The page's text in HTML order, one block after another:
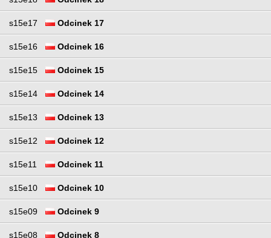
s15e17 Odcinek 17
s15e16 Odcinek 16
s15e15 Odcinek 15
s15e14 Odcinek 14
s15e13 Odcinek 13
s15e12 Odcinek 12
s15e11 Odcinek 11
s15e10 Odcinek 10
s15e09 Odcinek 9
s15e08 Odcinek 8